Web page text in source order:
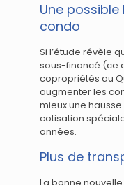
Une
condo
Si l’étude révèle
sous-financé (ce
copropriétés au
augmenter les
mieux une
cotisation
années.
Plus de